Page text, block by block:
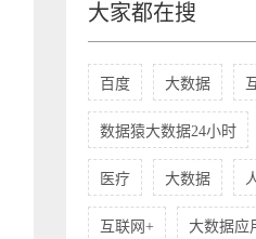
大家都在搜
百度 大数据
数据猿大数据24小时
医疗 大数据
互联网+ 大数据应